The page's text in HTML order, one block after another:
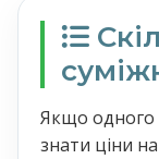
Якщо одного
знати ціни